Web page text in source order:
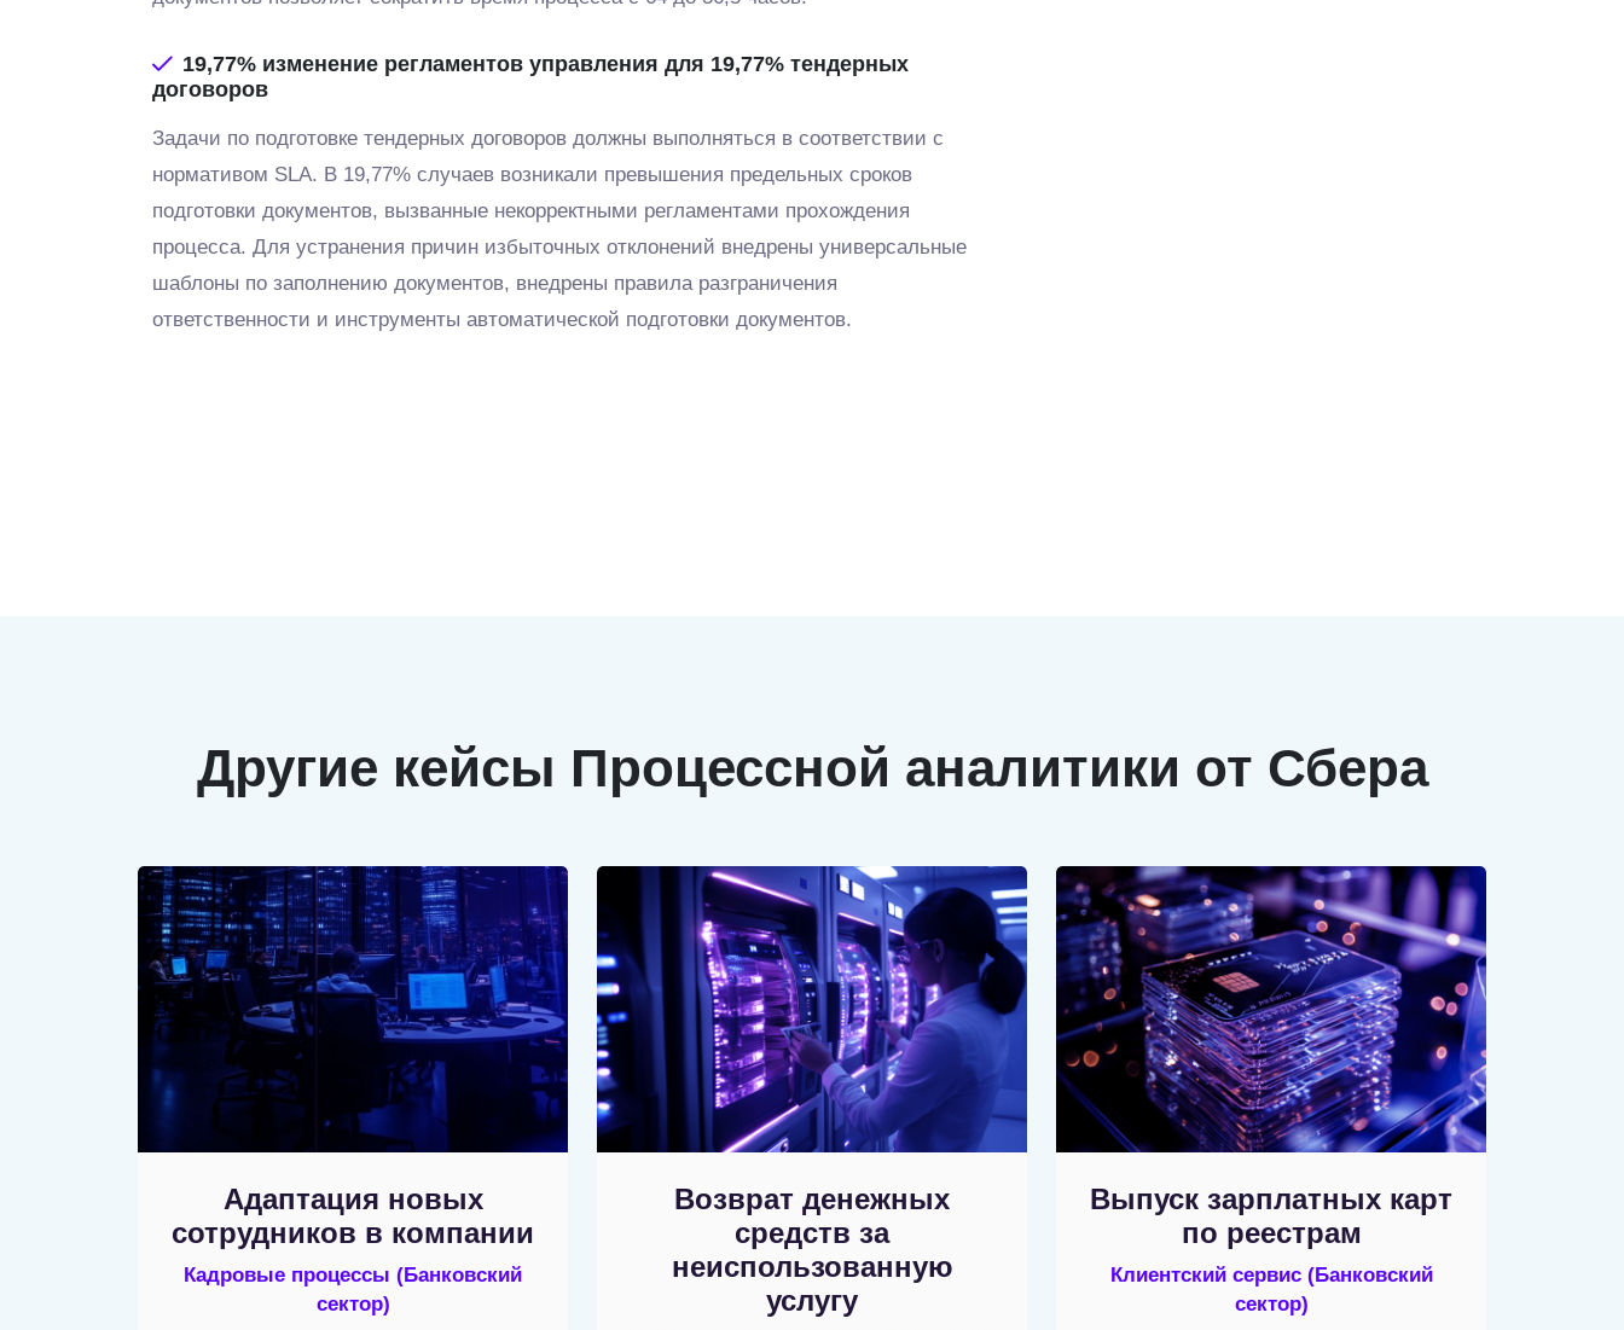
19,77% изменение регламентов управления для 19,77% тендерных
договоров
Задачи по подготовке тендерных договоров должны выполняться в соответствии с
нормативом SLA. В 19,77% случаев возникали превышения предельных сроков
подготовки документов, вызванные некорректными регламентами прохождения
процесса. Для устранения причин избыточных отклонений внедрены универсальные
шаблоны по заполнению документов, внедрены правила разграничения
ответственности и инструменты автоматической подготовки документов.
Другие кейсы Процессной аналитики от Сбера
Адаптация новых
сотрудников в компании
Кадровые процессы (Банковский
сектор)
Возврат денежных
средств за
неиспользованную
услугу
Выпуск зарплатных карт
по реестрам
Клиентский сервис(Банковский
сектор)